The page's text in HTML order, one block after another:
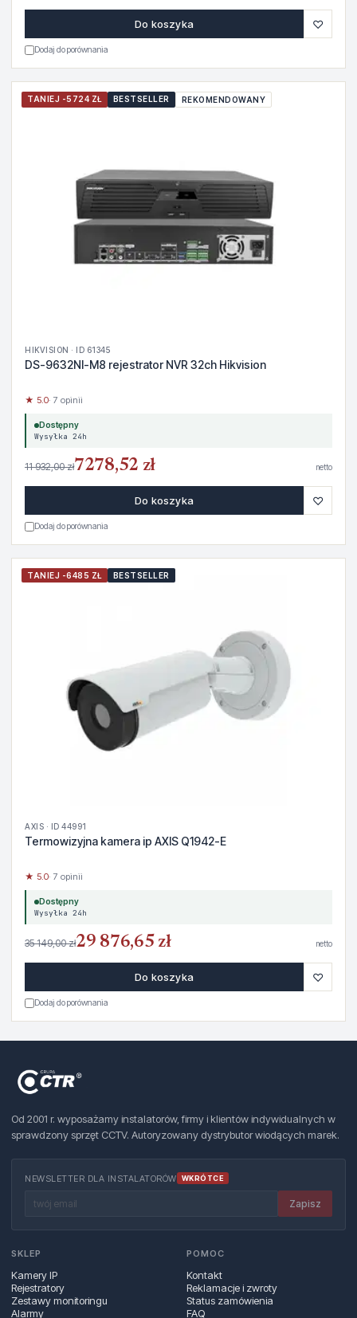
Do koszyka ♡
Dodaj do porównania
TANIEJ -5724 ZŁ BESTSELLER REKOMENDOWANY
HIKVISION · ID 61345
DS-9632NI-M8 rejestrator NVR 32ch Hikvision
★ 5.0· 7 opinii
Dostępny
Wysyłka 24h
11 932,00 zł7278,52 zł netto
Do koszyka ♡
Dodaj do porównania
TANIEJ -6485 ZŁ BESTSELLER
AXIS · ID 44991
Termowizyjna kamera ip AXIS Q1942-E
★ 5.0· 7 opinii
Dostępny
Wysyłka 24h
35 149,00 zł29 876,65 zł netto
Do koszyka ♡
Dodaj do porównania
Od 2001 r. wyposażamy instalatorów, firmy i klientów indywidualnych w
sprawdzony sprzęt CCTV. Autoryzowany dystrybutor wiodących marek.
NEWSLETTER DLA INSTALATORÓW WKRÓTCE
Zapisz
SKLEP
Kamery IP
Rejestratory
Zestawy monitoringu
Alarmy
POMOC
Kontakt
Reklamacje i zwroty
Status zamówienia
FAQ